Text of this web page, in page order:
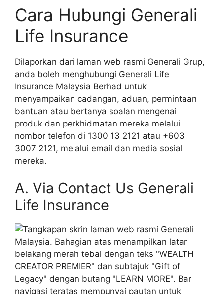
Cara Hubungi Generali
Life Insurance
Dilaporkan dari laman web rasmi Generali Grup,
anda boleh menghubungi Generali Life
Insurance Malaysia Berhad untuk
menyampaikan cadangan, aduan, permintaan
bantuan atau bertanya soalan mengenai
produk dan perkhidmatan mereka melalui
nombor telefon di 1300 13 2121 atau +603
3007 2121, melalui email dan media sosial
mereka.
A. Via Contact Us Generali
Life Insurance